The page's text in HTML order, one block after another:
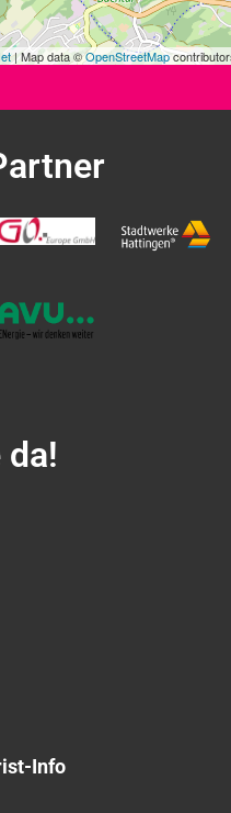
| Map data ©OpenStreetMap
Info